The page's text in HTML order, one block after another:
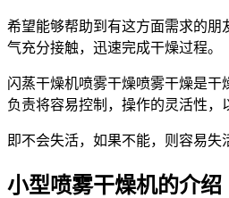
希望能够帮助到有这方面需求的朋
气充分接触，迅速完成干燥过程。
闪蒸干燥机喷雾干燥喷雾干燥是
负责将容易控制，操作的灵活性，
即不会失活，如果不能，则容易
小型喷雾干燥机的介绍